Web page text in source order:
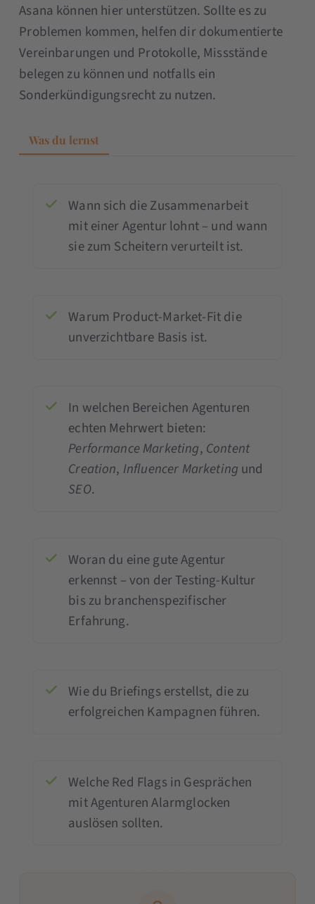
Asana können hier unterstützen. Sollte es zu
Problemen kommen, helfen dir dokumentierte
Vereinbarungen und Protokolle, Missstände
belegen zu können und notfalls ein
Sonderkündigungsrecht zu nutzen.
Was du lernst
Wann sich die Zusammenarbeit
mit einer Agentur lohnt – und wann
sie zum Scheitern verurteilt ist.
Warum Product-Market-Fit die
unverzichtbare Basis ist.
In welchen Bereichen Agenturen
echten Mehrwert bieten:
Performance Marketing, Content
Creation, Influencer Marketing und
SEO.
Woran du eine gute Agentur
erkennst – von der Testing-Kultur
bis zu branchenspezifischer
Erfahrung.
Wie du Briefings erstellst, die zu
erfolgreichen Kampagnen führen.
Welche Red Flags in Gesprächen
mit Agenturen Alarmglocken
auslösen sollten.